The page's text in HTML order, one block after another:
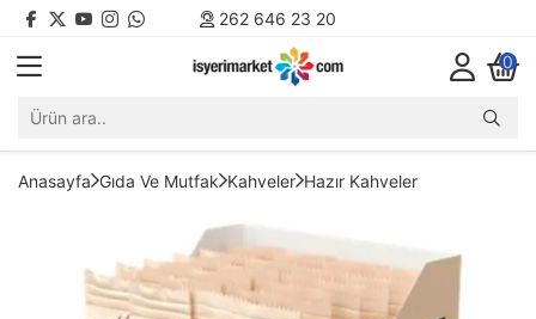
262 646 23 20
0
Anasayfa Gıda Ve Mutfak Kahveler Hazır Kahveler